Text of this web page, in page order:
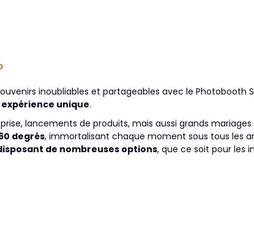
inoubliables et partageables avec le Photobooth
unique.
lancements de produits, mais aussi grands
degrés, immortalisant chaque moment sous tous les
disposant de nombreuses options, que ce soit pour les